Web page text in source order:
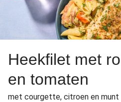
Heekfilet met
en tomaten
met courgette, citroen en munt